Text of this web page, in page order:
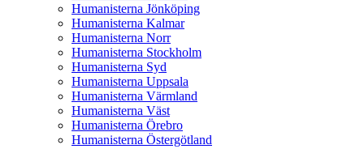
Humanisterna Jönköping
Humanisterna Kalmar
Humanisterna Norr
Humanisterna Stockholm
Humanisterna Syd
Humanisterna Uppsala
Humanisterna Värmland
Humanisterna Väst
Humanisterna Örebro
Humanisterna Östergötland